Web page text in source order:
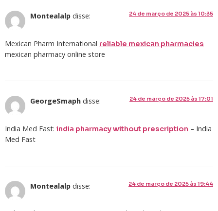
Montealalp disse: 24 de março de 2025 às 10:35
Mexican Pharm International reliable mexican pharmacies
mexican pharmacy online store
GeorgeSmaph disse: 24 de março de 2025 às 17:01
India Med Fast: india pharmacy without prescription – India
Med Fast
Montealalp disse: 24 de março de 2025 às 19:44